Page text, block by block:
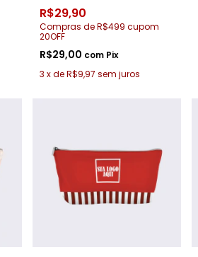
R$29,90
Compras de R$499 cupom
20OFF
R$29,00 com Pix
3 xdeR$9,97 sem juros